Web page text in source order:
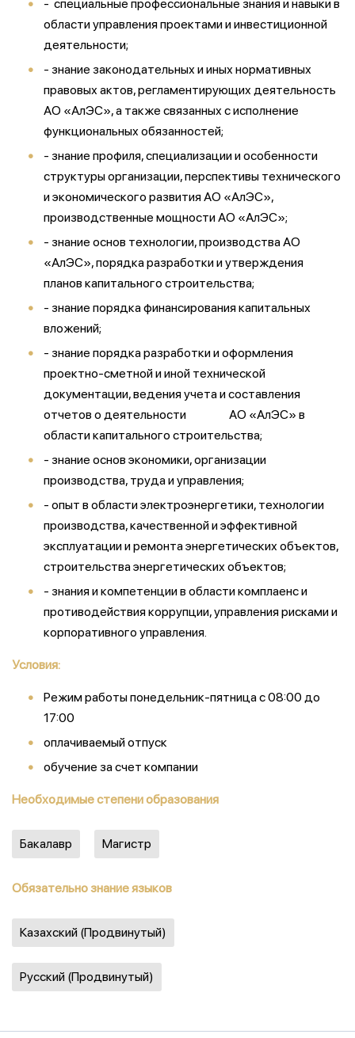
- специальные профессиональные знания и навыки в
области управления проектами и инвестиционной
деятельности;
- знание законодательных и иных нормативных
правовых актов, регламентирующих деятельность
АО «АлЭС», а также связанных с исполнение
функциональных обязанностей;
- знание профиля, специализации и особенности
структуры организации, перспективы технического
и экономического развития АО «АлЭС»,
производственные мощности АО «АлЭС»;
- знание основ технологии, производства АО
«АлЭС», порядка разработки и утверждения
планов капитального строительства;
- знание порядка финансирования капитальных
вложений;
- знание порядка разработки и оформления
проектно-сметной и иной технической
документации, ведения учета и составления
отчетов о деятельности АО «АлЭС» в
области капитального строительства;
- знание основ экономики, организации
производства, труда и управления;
- опыт в области электроэнергетики, технологии
производства, качественной и эффективной
эксплуатации и ремонта энергетических объектов,
строительства энергетических объектов;
- знания и компетенции в области комплаенс и
противодействия коррупции, управления рисками и
корпоративного управления.
Условия:
Режим работы понедельник-пятница с 08:00 до
17:00
оплачиваемый отпуск
обучение за счет компании
Необходимые степени образования
Бакалавр Магистр
Обязательно знание языков
Казахский (Продвинутый)
Русский (Продвинутый)